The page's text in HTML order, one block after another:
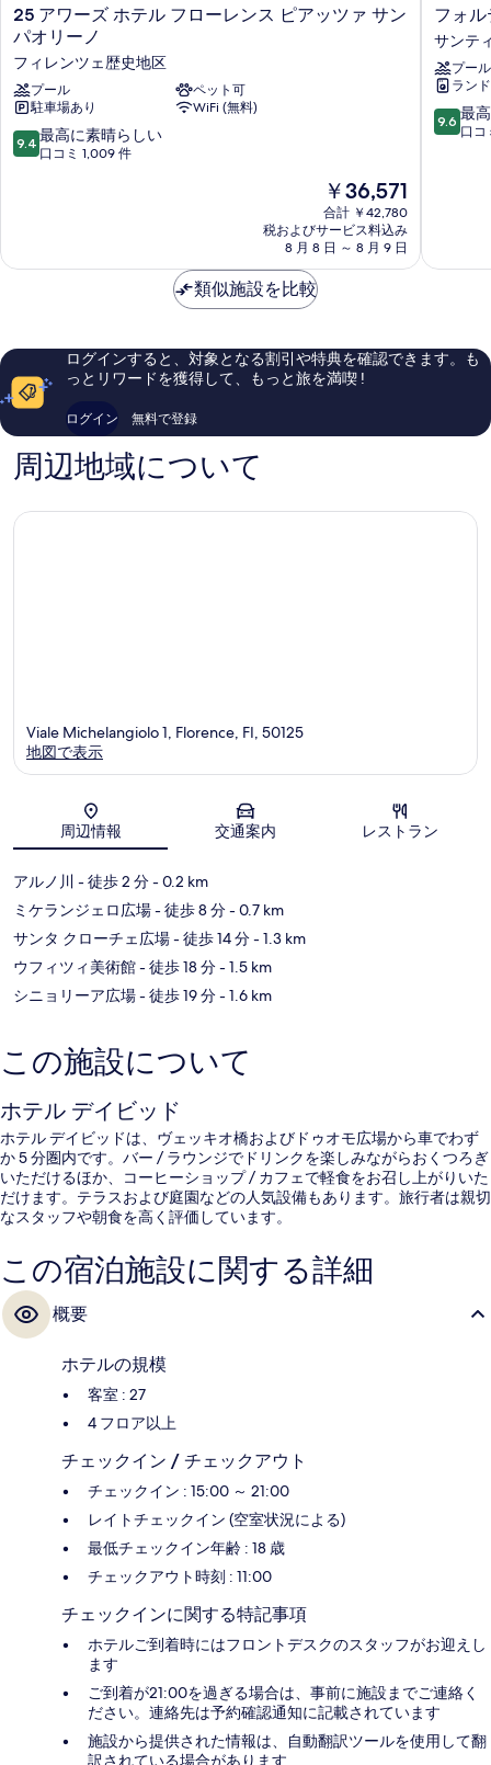
25
ア
ー
ズ
ホ
テ
ル
ス
ツ
サ
ン
リ
ー
フ
25 アワーズ ホテル フローレンス ピアッツァ サン
パオリーノ
フィレンツェ歴史地区
プール
ペット可
駐車場あり
WiFi (無料)
10
段
に
し
口
コ
1,009
件
の
口
9.4 最高に素晴らしい
口コミ 1,009 件
現
在
の
料
金
￥36,571
合計 ￥42,780
税およびサービス料込み
8 月 8 日 ～ 8 月 9 日
フ
ォ
ル
テ
16
ビ
ュ
テ
マ
ア
フォ
サンテ
プール
ラン
10
段
素
い、
口
9.6 最
口コ
類似施設を比較
ログインすると、対象となる割引や特典を確認できます。も
っとリワードを獲得して、もっと旅を満喫 !
ログイン 無料で登録
周辺地域について
地図
Viale Michelangiolo 1, Florence, FI, 50125
地図で表示
周辺情報 交通案内 レストラン
アルノ川 - 徒歩 2 分- 0.2 km
ミケランジェロ広場- 徒歩 8 分- 0.7 km
サンタ クローチェ広場- 徒歩 14 分- 1.3 km
ウフィツィ美術館- 徒歩 18 分- 1.5 km
シニョリーア広場- 徒歩 19 分- 1.6 km
この施設について
ホテル デイビッド
ホテル デイビッドは、ヴェッキオ橋およびドゥオモ広場から車でわず
か 5 分圏内です。バー / ラウンジでドリンクを楽しみながらおくつろぎ
いただけるほか、コーヒーショップ / カフェで軽食をお召し上がりいた
だけます。テラスおよび庭園などの人気設備もあります。旅行者は親切
なスタッフや朝食を高く評価しています。
この宿泊施設に関する詳細
概要
ホテルの規模
客室 : 27
4 フロア以上
チェックイン / チェックアウト
チェックイン : 15:00 ～ 21:00
レイトチェックイン (空室状況による)
最低チェックイン年齢 : 18 歳
チェックアウト時刻 : 11:00
チェックインに関する特記事項
ホテルご到着時にはフロントデスクのスタッフがお迎えし
ます
ご到着が21:00を過ぎる場合は、事前に施設までご連絡く
ださい。連絡先は予約確認通知に記載されています
施設から提供された情報は、自動翻訳ツールを使用して翻
訳されている場合があります